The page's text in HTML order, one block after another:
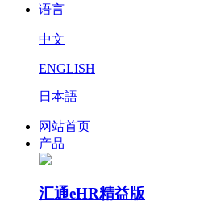
语言
中文
ENGLISH
日本語
网站首页
产品
汇通eHR精益版